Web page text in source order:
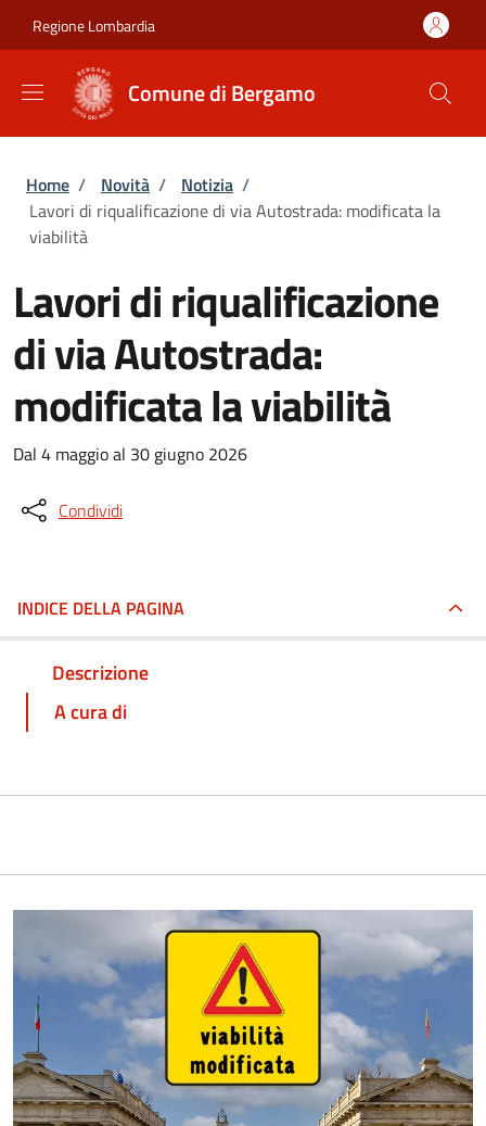
Regione Lombardia
Comune di Bergamo
Briciole di pane
Home / Novità / Notizia /
Lavori di riqualificazione di via Autostrada: modificata la
viabilità
Lavori di riqualificazione
di via Autostrada:
modificata la viabilità
Dal 4 maggio al 30 giugno 2026
Condividi
INDICE DELLA PAGINA
Descrizione
A cura di